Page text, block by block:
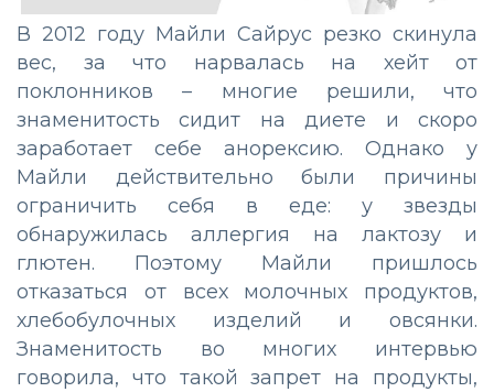
В 2012 году Майли Сайрус резко скинула
вес, за что нарвалась на хейт от
поклонников – многие решили, что
знаменитость сидит на диете и скоро
заработает себе анорексию. Однако у
Майли действительно были причины
ограничить себя в еде: у звезды
обнаружилась аллергия на лактозу и
глютен. Поэтому Майли пришлось
отказаться от всех молочных продуктов,
хлебобулочных изделий и овсянки.
Знаменитость во многих интервью
говорила, что такой запрет на продукты,